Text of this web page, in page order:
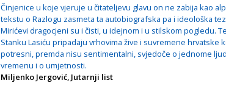
Činjenice u koje vjeruje u čitateljevu glavu on ne zabija kao
tekstu o Razlogu zasmeta ta autobiografska pa i ideološka
Mirićevi dragocjeni su i čisti, u idejnom i u stilskom pogledu.
Stanku Lasiću pripadaju vrhovima žive i suvremene hrvatske
potresni, premda nisu sentimentalni, svjedoče o jednome
vremenu i o umjetnosti.
Miljenko Jergović, Jutarnji list